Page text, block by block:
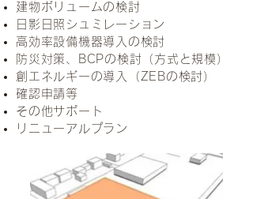
建物ボリュームの検討
日影日照シュミレーション
高効率設備機器導入の検討
防災対策、BCPの検討（方式と規模）
創エネルギーの導入（ZEBの検討）
確認申請等
その他サポート
リニューアルプラン